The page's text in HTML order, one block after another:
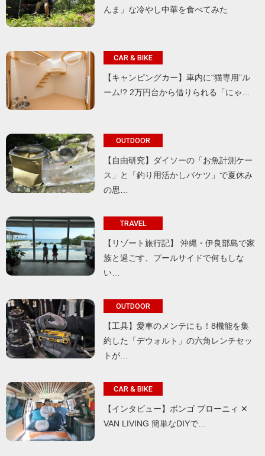
んま」な冷やし中華を食べてみた
CAR & BIKE
【キャンピングカー】車内に“猫専用”ル
ーム!? 2万円台から借りられる「にゃ…
OUTDOOR
【自由研究】ダイソーの「お魚計測ケー
ス」と「釣り用活かしバケツ」で夏休み
の思…
TRAVEL
【リゾート旅行記】 沖縄・伊良部島で家
族と過ごす、プールサイドで何もしな
い…
OUTDOOR
【工具】愛車のメンテにも！8機能を集
約した「デウォルト」の六角レンチセッ
トが…
CAR & BIKE
【インタビュー】ボンゴ ブローニィ ✕
VAN LIVING 簡単なDIYで…